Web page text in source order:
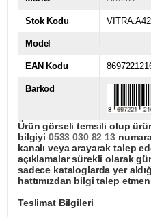
Stok Kodu
Model
EAN Kodu
Barkod
Ürün görseli temsili olup
bilgiyi 0533 030 82 13
kanalı veya arayarak talep
açıklamalar sürekli olarak
sadece kataloglarda yer
hattımızdan bilgi talep
Teslimat Bilgileri